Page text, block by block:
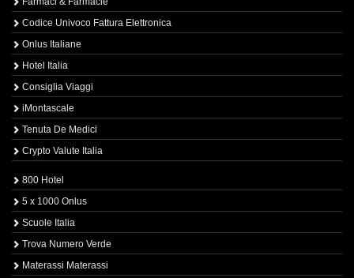
Codice Univoco Fattura Elettronica
Onlus Italiane
Hotel Italia
Consiglia Viaggi
iMontascale
Tenuta De Medici
Crypto Valute Italia
800 Hotel
5 x 1000 Onlus
Scuole Italia
Trova Numero Verde
Materassi Materassi